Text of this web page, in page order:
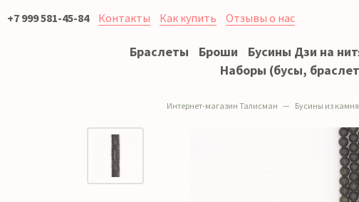
+7 999 581-45-84 Контакты Как купить Отзывы о нас
Браслеты Броши Бусины Дзи на
Наборы (бусы,
Интернет-магазин Талисман Бусины из